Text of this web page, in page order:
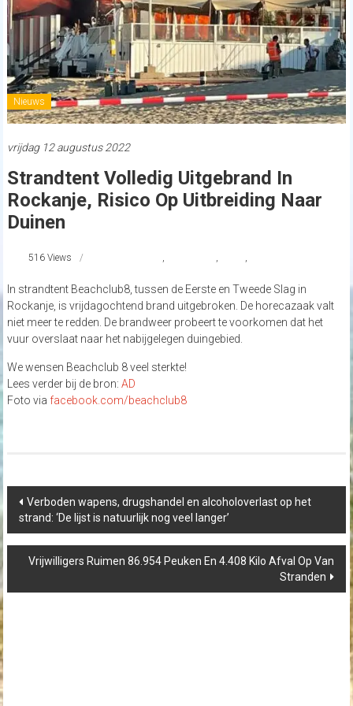
Nieuws
vrijdag 12 augustus 2022
Strandtent Volledig Uitgebrand In
Rockanje, Risico Op Uitbreiding Naar
Duinen
516 Views , , ,
In strandtent Beachclub8, tussen de Eerste en Tweede Slag in
Rockanje, is vrijdagochtend brand uitgebroken. De horecazaak valt
niet meer te redden. De brandweer probeert te voorkomen dat het
vuur overslaat naar het nabijgelegen duingebied.
We wensen Beachclub 8 veel sterkte!
Lees verder bij de bron: AD
Foto via facebook.com/beachclub8
navigation
Verboden wapens, drugshandel en alcoholoverlast op het
strand: ‘De lijst is natuurlijk nog veel langer’
Vrijwilligers Ruimen 86.954 Peuken En 4.408 Kilo Afval Op Van
Stranden